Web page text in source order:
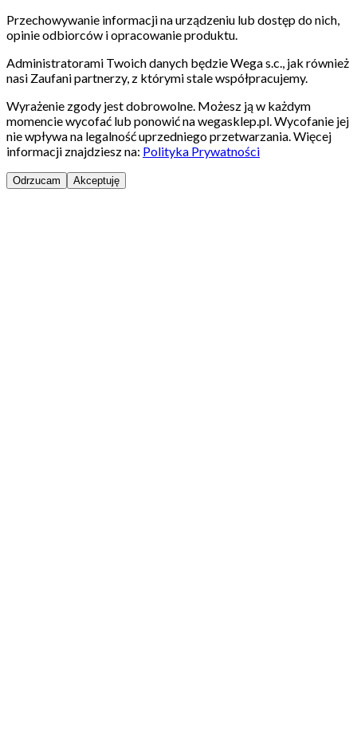
Przechowywanie informacji na urządzeniu lub dostęp do nich,
opinie odbiorców i opracowanie produktu.
Administratorami Twoich danych będzie Wega s.c., jak również
nasi Zaufani partnerzy, z którymi stale współpracujemy.
Wyrażenie zgody jest dobrowolne. Możesz ją w każdym
momencie wycofać lub ponowić na wegasklep.pl. Wycofanie jej
nie wpływa na legalność uprzedniego przetwarzania. Więcej
informacji znajdziesz na: Polityka Prywatności
Odrzucam Akceptuję